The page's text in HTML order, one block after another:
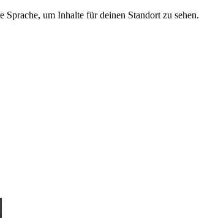
Sprache, um Inhalte für deinen Standort zu sehen.